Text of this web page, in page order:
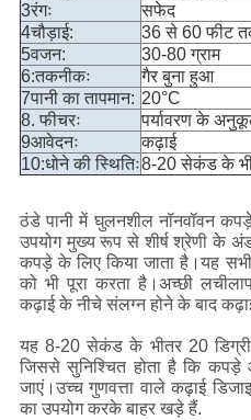
3रंगः
सफेद
4चौड़ाई:
36 से 60 फीट
5वजन:
30-80 ग्राम
6:तकनीकः
गैर बुना हुआ
7पानी का तापमान: 20°C
8. फीचरः
पर्यावरण के
9आवेदनः
कढ़ाई
10:धोने की स्थितिः8-20 सेकंड के
ठंडे पानी में घुलनशील नॉनवॉवन
उपयोग मुख्य रूप से शीर्ष श्रेणी के
कपड़े के लिए किया जाता है।यह
को भी पूरा करता है।अच्छी
कढ़ाई के नीचे संलग्न होने के बाद
यह 8-20 सेकंड के भीतर 20
जिससे सुनिश्चित होता है कि
जाएं।उच्च गुणवत्ता वाले कढ़ाई
का उपयोग करके बाहर खड़े हैं.